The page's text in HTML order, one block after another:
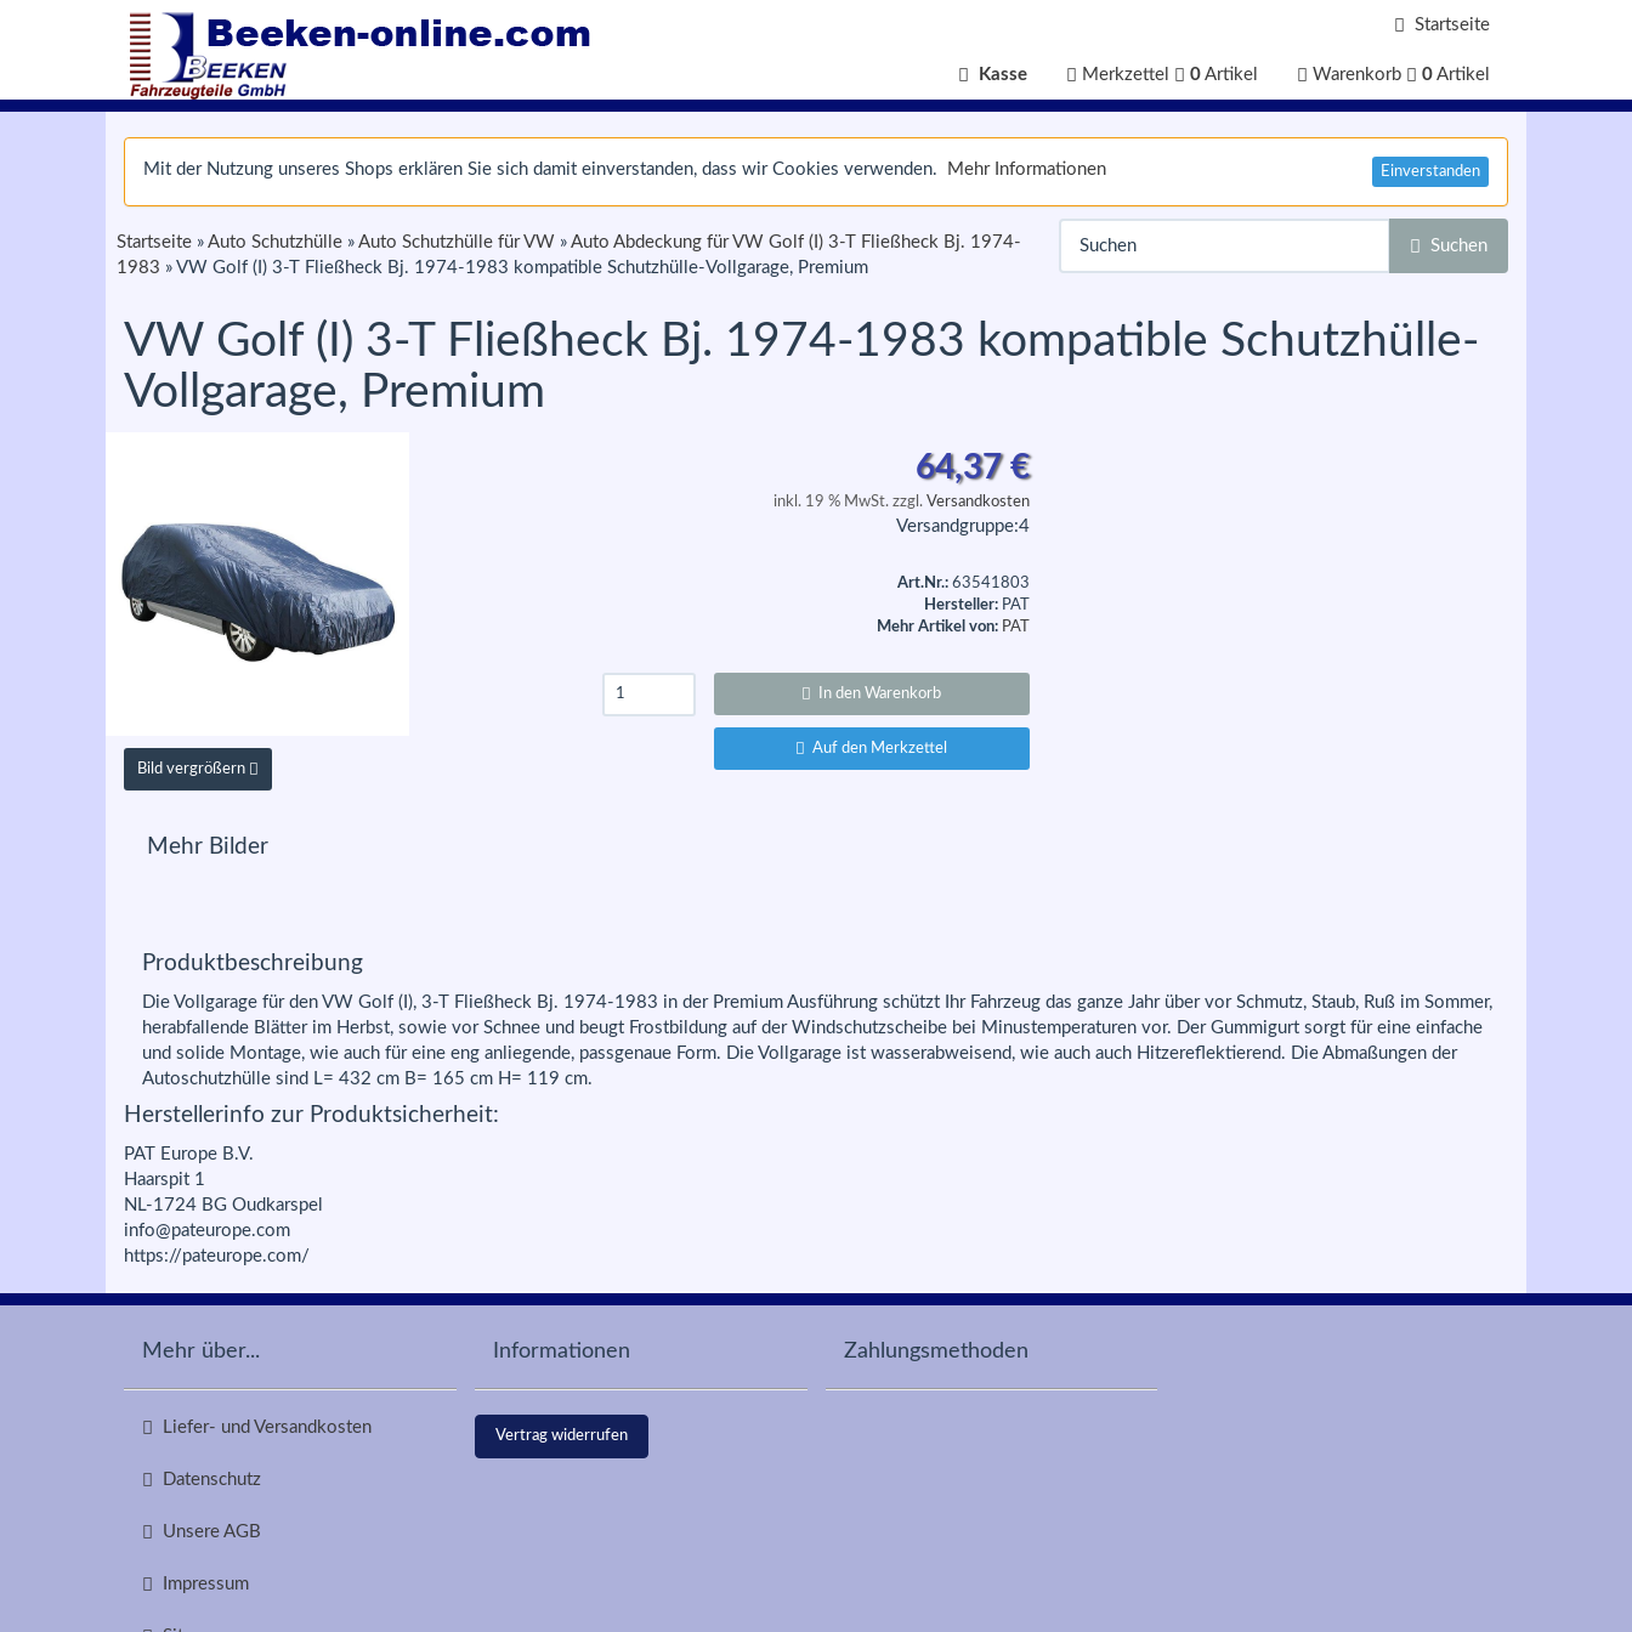
Startseite
Kasse Merkzettel 0 Artikel Warenkorb 0 Artikel
Mit der Nutzung unseres Shops erklären Sie sich damit einverstanden, dass wir Cookies verwenden. Mehr Informationen Einverstanden
Startseite » Auto Schutzhülle » Auto Schutzhülle für VW » Auto Abdeckung für VW Golf (I) 3-T Fließheck Bj. 1974-
1983 » VW Golf (I) 3-T Fließheck Bj. 1974-1983 kompatible Schutzhülle-Vollgarage, Premium
Suchen
VW Golf (I) 3-T Fließheck Bj. 1974-1983 kompatible Schutzhülle-
Vollgarage, Premium
Bild vergrößern
64,37€
inkl. 19 % MwSt. zzgl. Versandkosten
Versandgruppe:4
Art.Nr.: 63541803
Hersteller: PAT
Mehr Artikel von: PAT
In den Warenkorb
Auf den Merkzettel
Mehr Bilder
Produktbeschreibung
Die Vollgarage für den VW Golf (I), 3-T Fließheck Bj. 1974-1983 in der Premium Ausführung schützt Ihr Fahrzeug das ganze Jahr über vor Schmutz, Staub, Ruß im Sommer,
herabfallende Blätter im Herbst, sowie vor Schnee und beugt Frostbildung auf der Windschutzscheibe bei Minustemperaturen vor. Der Gummigurt sorgt für eine einfache
und solide Montage, wie auch für eine eng anliegende, passgenaue Form. Die Vollgarage ist wasserabweisend, wie auch auch Hitzereflektierend. Die Abmaßungen der
Autoschutzhülle sind L= 432 cm B= 165 cm H= 119 cm.
Herstellerinfo zur Produktsicherheit:
PAT Europe B.V.
Haarspit 1
NL-1724 BG Oudkarspel
info@pateurope.com
https://pateurope.com/
Mehr über...
Liefer- und Versandkosten
Datenschutz
Unsere AGB
Impressum
Informationen
Vertrag widerrufen
Zahlungsmethoden